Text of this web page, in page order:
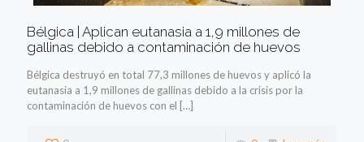
Bélgica | Aplican eutanasia a 1,9 millones de
gallinas debido a contaminación de huevos
Bélgica destruyó en total 77,3 millones de huevos y aplicó la
eutanasia a 1,9 millones de gallinas debido a la crisis por la
contaminación de huevos con el […]